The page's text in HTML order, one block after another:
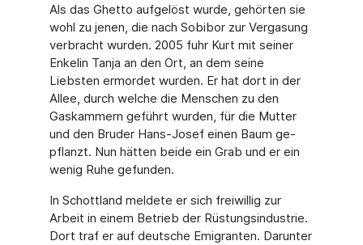
Als das Ghetto aufgelöst wurde, gehörten sie
wohl zu jenen, die nach Sobibor zur Verga­sung
verbracht wurden. 2005 fuhr Kurt mit seiner
Enkelin Tanja an den Ort, an dem seine
Liebsten ermordet wurden. Er hat dort in der
Allee, durch welche die Menschen zu den
Gaskammern geführt wurden, für die Mutter
und den Bruder Hans-Josef einen Baum ge­
pflanzt. Nun hätten beide ein Grab und er ein
wenig Ruhe gefunden.
In Schottland meldete er sich freiwillig zur
Arbeit in einem Be­trieb der Rüstungsindustrie.
Dort traf er auf deutsche Emigranten. Darunter